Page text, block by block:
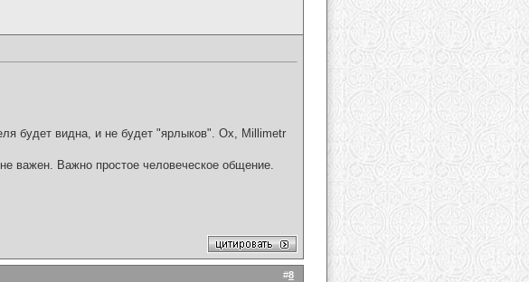
будет видна, и не будет "ярлыков". Ох, Millimetr
важен. Важно простое человеческое общение.
#8